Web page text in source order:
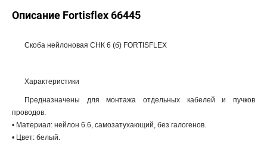
Описание Fortisflex 66445
Скоба нейлоновая СНК 6 (б) FORTISFLEX
Характеристики
Предназначены для монтажа отдельных кабелей и пучков
проводов.
• Материал: нейлон 6.6, самозатухающий, без галогенов.
• Цвет: белый.